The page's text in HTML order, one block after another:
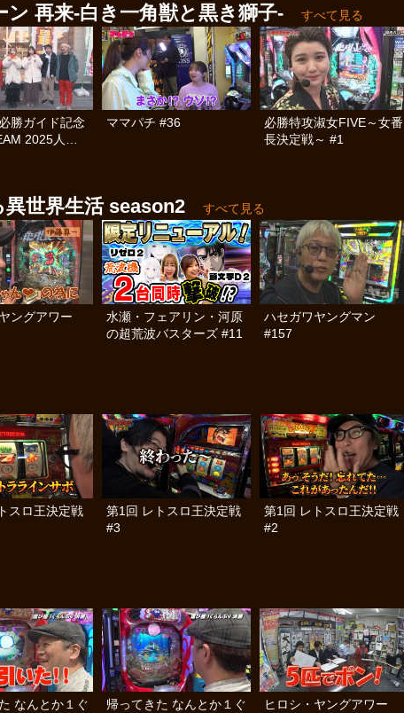
再来‐白き一角獣と黒き獅子‐ すべて見る
勝ガイド記念
2025人気×
ママパチ #36
必勝特攻淑女FIVE～女番
長決定戦～ #1
世界生活 season2 すべて見る
ングアワー
水瀬・フェアリン・河原
の超荒波バスターズ #11
ハセガワヤングマン
#157
スロ王決定戦
第1回 レトスロ王決定戦
#3
第1回 レトスロ王決定戦
#2
なんとか１ぐ
帰ってきた なんとか１ぐ
ヒロシ・ヤングアワー